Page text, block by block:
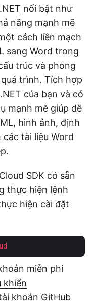
nổi bật như
năng mạnh mẽ
cách liền mạch
sang Word trong
trúc và phong
trình. Tích hợp
của bạn và có
mạnh mẽ giúp dễ
hình ảnh, định
tài liệu Word
SDK có sẵn
thực hiện lệnh
hiện cài đặt
miễn phí
khiển
khoản GitHub